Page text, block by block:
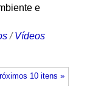
e
/Vídeos
10 itens »